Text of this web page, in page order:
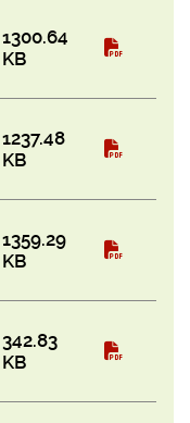
1300.64
KB
1237.48
KB
1359.29
KB
342.83
KB